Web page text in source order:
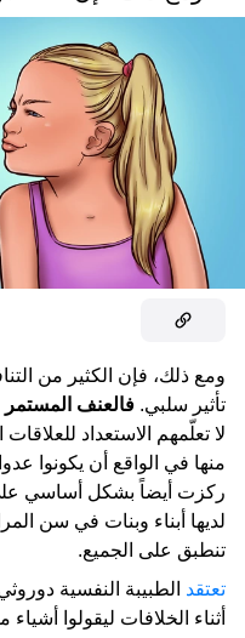
ومع ذلك، فإن الكثير من
تأثير سلبي. فالعنف المستمر
لا تعلّمهم الاستعداد
منها في الواقع أن يكونوا
ركزت أيضاً بشكل أساسي
لديها أبناء وبنات في سن
تنطبق على الجميع.
تعتقد الطبيبة النفسية
أثناء الخلافات ليقولوا